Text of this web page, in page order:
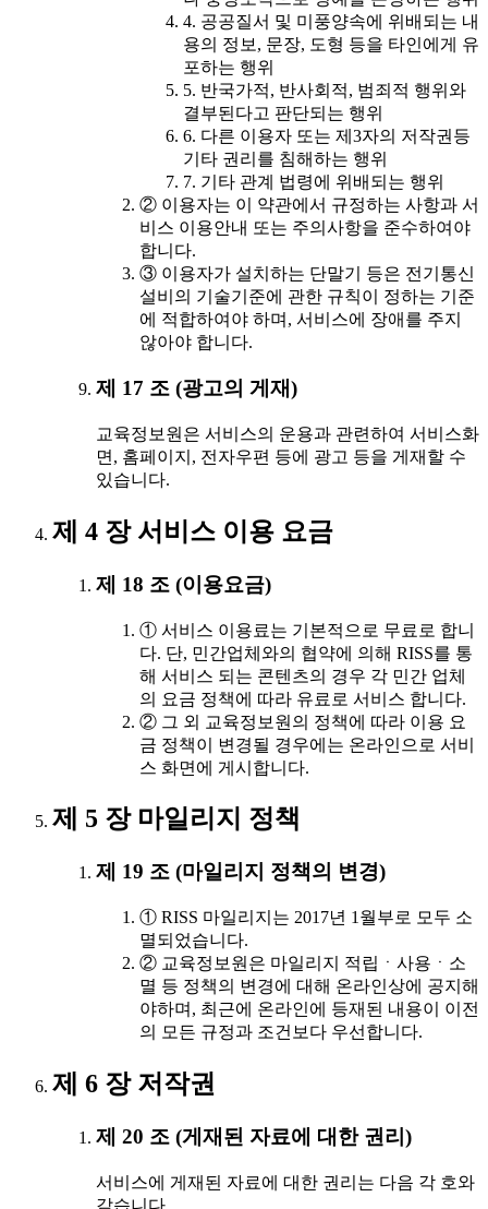
4. 공공질서 및 미풍양속에 위배되는 내
용의 정보, 문장, 도형 등을 타인에게 유
포하는 행위
5. 반국가적, 반사회적, 범죄적 행위와
결부된다고 판단되는 행위
6. 다른 이용자 또는 제3자의 저작권등
기타 권리를 침해하는 행위
7. 기타 관계 법령에 위배되는 행위
② 이용자는 이 약관에서 규정하는 사항과 서
비스 이용안내 또는 주의사항을 준수하여야
합니다.
③ 이용자가 설치하는 단말기 등은 전기통신
설비의 기술기준에 관한 규칙이 정하는 기준
에 적합하여야 하며, 서비스에 장애를 주지
않아야 합니다.
제 17 조 (광고의 게재)
교육정보원은 서비스의 운용과 관련하여 서비스화
면, 홈페이지, 전자우편 등에 광고 등을 게재할 수
있습니다.
제 4 장 서비스 이용 요금
제 18 조 (이용요금)
① 서비스 이용료는 기본적으로 무료로 합니
다. 단, 민간업체와의 협약에 의해 RISS를 통
해 서비스 되는 콘텐츠의 경우 각 민간 업체
의 요금 정책에 따라 유료로 서비스 합니다.
② 그 외 교육정보원의 정책에 따라 이용 요
금 정책이 변경될 경우에는 온라인으로 서비
스 화면에 게시합니다.
제 5 장 마일리지 정책
제 19 조 (마일리지 정책의 변경)
① RISS 마일리지는 2017년 1월부로 모두 소
멸되었습니다.
② 교육정보원은 마일리지 적립ㆍ사용ㆍ소
멸 등 정책의 변경에 대해 온라인상에 공지해
야하며, 최근에 온라인에 등재된 내용이 이전
의 모든 규정과 조건보다 우선합니다.
제 6 장 저작권
제 20 조 (게재된 자료에 대한 권리)
서비스에 게재된 자료에 대한 권리는 다음 각 호와
같습니다.